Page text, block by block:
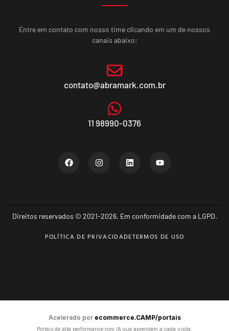
Entre em contato com nosso time clicando em um de nossos
canais abaixo:
contato@abramark.com.br
11 98990-0376
Direitos reservados © 2021-2026. Em conformidade com a LGPD.
POLÍTICA DE PRIVACIDADETERMOS DE USO
Acelerado por ecommerce.CAMP/portais
Portais de alta performance com IA que aprendem a cada visita,